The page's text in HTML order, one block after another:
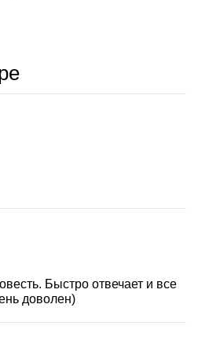
Быстро отвечает и все
доволен)